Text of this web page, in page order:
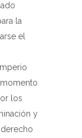
la
el
los
y